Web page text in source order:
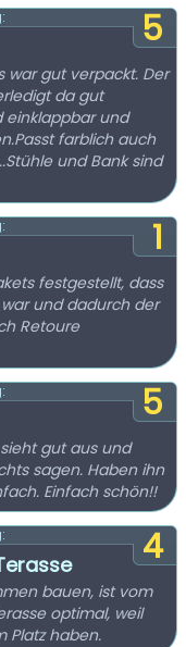
5
war gut verpackt. Der
da gut
einklappbar und
farblich auch
und Bank sind
1
festgestellt, dass
und dadurch der
Retoure
5
gut aus und
sagen. Haben ihn
Einfach schön!!
4
bauen, ist vom
optimal, weil
Platz haben.